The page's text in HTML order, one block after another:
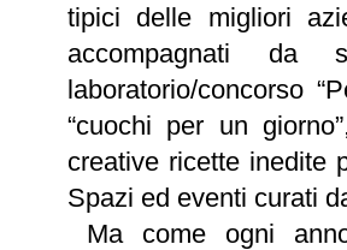
tipici delle migliori
accompagnati da
laboratorio/concorso
“cuochi per un
creative ricette inedite
Spazi ed eventi curati
Ma come ogni